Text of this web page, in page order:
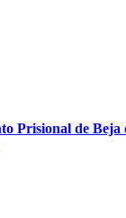
Prisional de Beja